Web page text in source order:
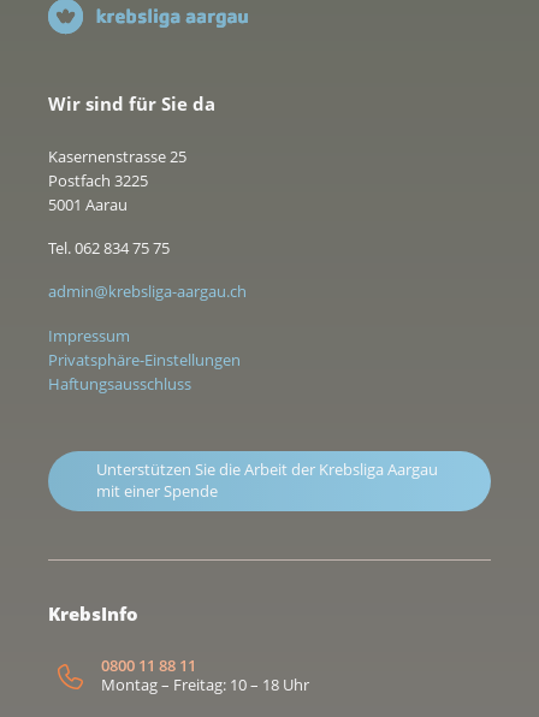
Wir sind für Sie da
Kasernenstrasse 25
Postfach 3225
5001 Aarau
Tel. 062 834 75 75
admin@krebsliga-aargau.ch
Impressum
Privatsphäre-Einstellungen
Haftungsausschluss
Unterstützen Sie die Arbeit der Krebsliga Aargau
mit einer Spende
KrebsInfo
0800 11 88 11
Montag – Freitag: 10 – 18 Uhr